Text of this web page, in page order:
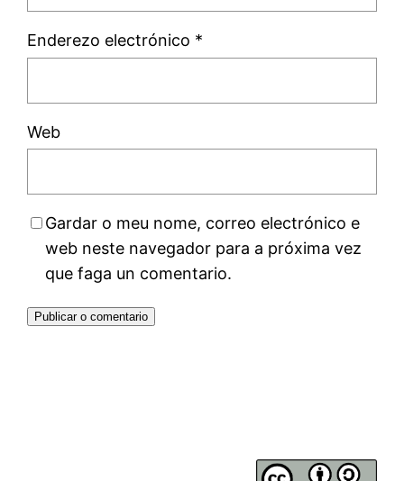
Enderezo electrónico *
Web
Gardar o meu nome, correo electrónico e
web neste navegador para a próxima vez
que faga un comentario.